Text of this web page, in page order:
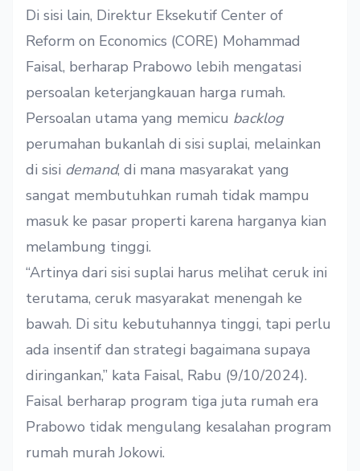
Di sisi lain, Direktur Eksekutif Center of
Reform on Economics (CORE) Mohammad
Faisal, berharap Prabowo lebih mengatasi
persoalan keterjangkauan harga rumah.
Persoalan utama yang memicu backlog
perumahan bukanlah di sisi suplai, melainkan
di sisi demand, di mana masyarakat yang
sangat membutuhkan rumah tidak mampu
masuk ke pasar properti karena harganya kian
melambung tinggi.
“Artinya dari sisi suplai harus melihat ceruk ini
terutama, ceruk masyarakat menengah ke
bawah. Di situ kebutuhannya tinggi, tapi perlu
ada insentif dan strategi bagaimana supaya
diringankan,” kata Faisal, Rabu (9/10/2024).
Faisal berharap program tiga juta rumah era
Prabowo tidak mengulang kesalahan program
rumah murah Jokowi.